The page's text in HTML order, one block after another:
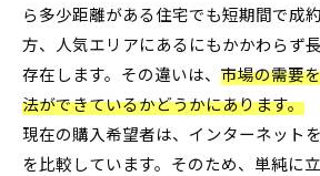
ら多少距離がある住宅でも短期間で成
方、人気エリアにあるにもかかわらず
存在します。その違いは、 市場の需要
法ができているかどうかにあります。
現在の購入希望者は、インターネット
を比較しています。そのため、単純に